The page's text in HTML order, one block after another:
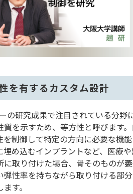
を有するカスタム設計
の研究成果で注目されている分野
質を示すため、等方性と呼びます
を制御して特定の方向に必要な機
埋め込むインプラントなど、医療
に取り付けた場合、骨そのものが
弾性率を持ちながら取り付ける部
す。